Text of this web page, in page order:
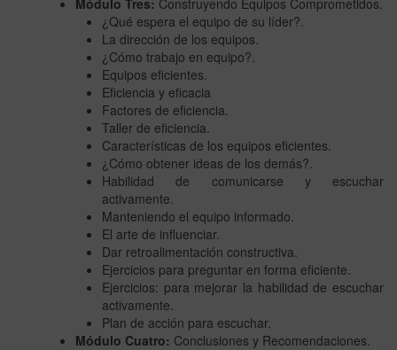
¿Qué espera el equipo de su líder?.
La dirección de los equipos.
¿Cómo trabajo en equipo?.
Equipos eficientes.
Eficiencia y eficacia
Factores de eficiencia.
Taller de eficiencia.
Características de los equipos eficientes.
¿Cómo obtener ideas de los demás?.
Habilidad de comunicarse y escuchar
activamente.
Manteniendo el equipo informado.
El arte de influenciar.
Dar retroalimentación constructiva.
Ejercicios para preguntar en forma eficiente.
Ejercicios: para mejorar la habilidad de escuchar
activamente.
Plan de acción para escuchar.
Módulo Cuatro: Conclusiones y Recomendaciones.